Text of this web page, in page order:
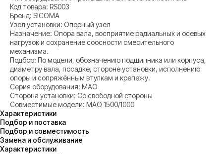
Код товара: RS003
Бренд: SICOMA
Узел установки: Опорный узел
Назначение: Опора вала, восприятие радиальных и осевых
нагрузок и сохранение соосности смесительного
механизма.
Подбор: По модели, обозначению подшипника или корпуса,
диаметру вала, посадке, стороне установки, исполнению
опоры и сопряжённым втулкам и крепежу.
Серия оборудования: MAO
Сторона установки: Со свободной стороны
Совместимые модели: MAO 1500/1000
Характеристики
Подбор и поставка
Подбор и совместимость
Замена и обслуживание
Характеристики